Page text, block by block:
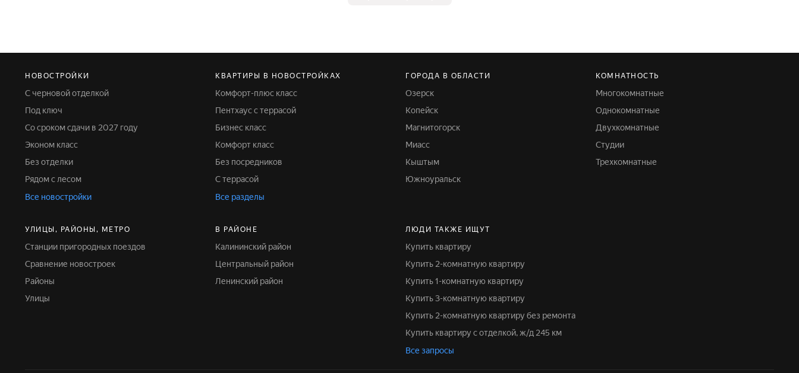
НОВОСТРОЙКИ
С черновой отделкой
Под ключ
Со сроком сдачи в 2027 году
Эконом класс
Без отделки
Рядом с лесом
Все новостройки
КВАРТИРЫ В НОВОСТРОЙКАХ
Комфорт-плюс класс
Пентхаус с террасой
Бизнес класс
Комфорт класс
Без посредников
С террасой
Все разделы
ГОРОДА В ОБЛАСТИ
Озерск
Копейск
Магнитогорск
Миасс
Кыштым
Южноуральск
КОМНАТНОСТЬ
Многокомнатные
Однокомнатные
Двухкомнатные
Студии
Трехкомнатные
УЛИЦЫ, РАЙОНЫ, МЕТРО
Станции пригородных поездов
Сравнение новостроек
Районы
Улицы
В РАЙОНЕ
Калининский район
Центральный район
Ленинский район
ЛЮДИ ТАКЖЕ ИЩУТ
Купить квартиру
Купить 2-комнатную квартиру
Купить 1-комнатную квартиру
Купить 3-комнатную квартиру
Купить 2-комнатную квартиру без ремонта
Купить квартиру с отделкой, ж/д 245 км
Все запросы